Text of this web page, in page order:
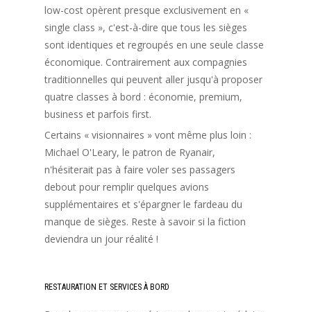
low-cost opèrent presque exclusivement en «
single class », c'est-à-dire que tous les sièges
sont identiques et regroupés en une seule classe
économique. Contrairement aux compagnies
traditionnelles qui peuvent aller jusqu'à proposer
quatre classes à bord : économie, premium,
business et parfois first.
Certains « visionnaires » vont même plus loin :
Michael O'Leary, le patron de Ryanair,
n'hésiterait pas à faire voler ses passagers
debout pour remplir quelques avions
supplémentaires et s'épargner le fardeau du
manque de sièges. Reste à savoir si la fiction
deviendra un jour réalité !
RESTAURATION ET SERVICES À BORD